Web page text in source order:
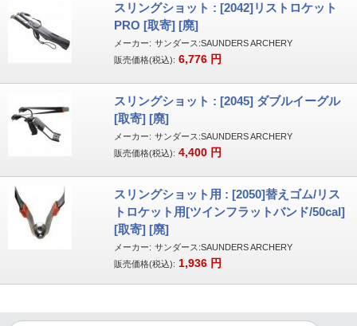
スリングショット : [2042]リストロケット
PRO [取寄] [廃]
メーカー: サンダース:SAUNDERS ARCHERY
販売価格(税込): 6,776 円
スリングショット : [2045] ダブルイーグル
[取寄] [廃]
メーカー: サンダース:SAUNDERS ARCHERY
販売価格(税込): 4,400 円
スリングショット用 : [2050]替えゴム/リス
トロケット用[ツインフラットバンド/50cal]
[取寄] [廃]
メーカー: サンダース:SAUNDERS ARCHERY
販売価格(税込): 1,936 円